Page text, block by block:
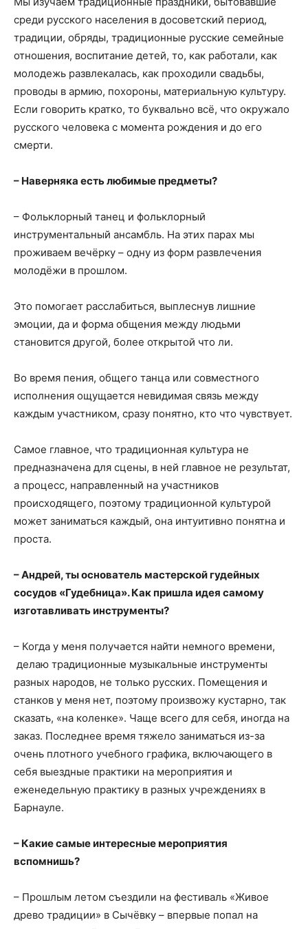
среди русского населения в досоветский период,
традиции, обряды, традиционные русские семейные
отношения, воспитание детей, то, как работали, как
молодежь развлекалась, как проходили свадьбы,
проводы в армию, похороны, материальную культуру.
Если говорить кратко, то буквально всё, что окружало
русского человека с момента рождения и до его
смерти.
– Наверняка есть любимые предметы?
– Фольклорный танец и фольклорный
инструментальный ансамбль. На этих парах мы
проживаем вечëрку – одну из форм развлечения
молодёжи в прошлом.
Это помогает расслабиться, выплеснув лишние
эмоции, да и форма общения между людьми
становится другой, более открытой что ли.
Во время пения, общего танца или совместного
исполнения ощущается невидимая связь между
каждым участником, сразу понятно, кто что чувствует.
Самое главное, что традиционная культура не
предназначена для сцены, в ней главное не результат,
а процесс, направленный на участников
происходящего, поэтому традиционной культурой
может заниматься каждый, она интуитивно понятна и
проста.
– Андрей, ты основатель мастерской гудейных
сосудов «Гудебница». Как пришла идея самому
изготавливать инструменты?
– Когда у меня получается найти немного времени,
делаю традиционные музыкальные инструменты
разных народов, не только русских. Помещения и
станков у меня нет, поэтому произвожу кустарно, так
сказать, «на коленке». Чаще всего для себя, иногда на
заказ. Последнее время тяжело заниматься из-за
очень плотного учебного графика, включающего в
себя выездные практики на мероприятия и
еженедельную практику в разных учреждениях в
Барнауле.
– Какие самые интересные мероприятия
вспомнишь?
– Прошлым летом съездили на фестиваль «Живое
древо традиции» в Сычёвку – впервые попал на